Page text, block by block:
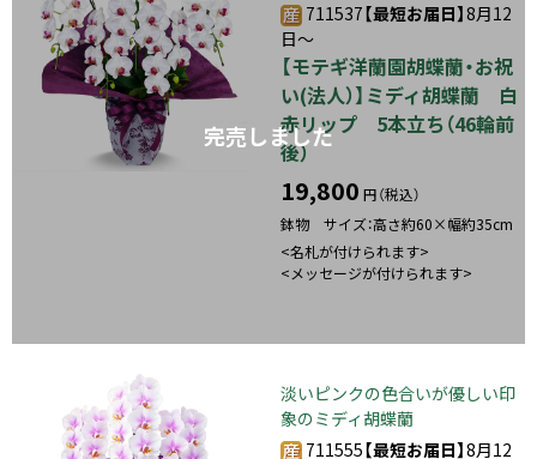
711537【最短お届日】8月12
日～
【モテギ洋蘭園胡蝶蘭・お祝
い(法人）】ミディ胡蝶蘭 白
赤リップ 5本立ち（46輪前
後）
19,800 円（税込）
鉢物 サイズ：高さ約60×幅約35cm
<名札が付けられます>
<メッセージが付けられます>
完売しました
淡いピンクの色合いが優しい印
象のミディ胡蝶蘭
711555【最短お届日】8月12